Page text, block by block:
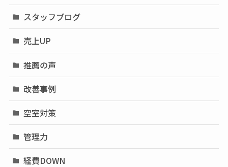
スタッフブログ
売上UP
推薦の声
改善事例
空室対策
管理力
経費DOWN